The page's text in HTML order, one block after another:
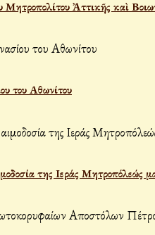
Ἀττικῆς καὶ
του Αθωνίτου
της Ιεράς Μητροπόλεώς